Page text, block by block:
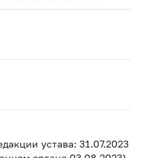
устава: 31.07.2023